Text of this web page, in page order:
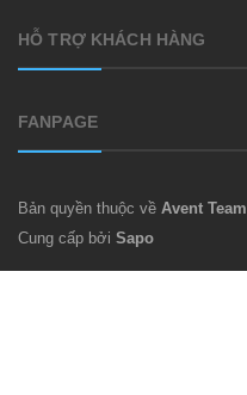
HỖ TRỢ KHÁCH HÀNG
FANPAGE
Bản quyền thuộc về Avent Team
Cung cấp bởi Sapo